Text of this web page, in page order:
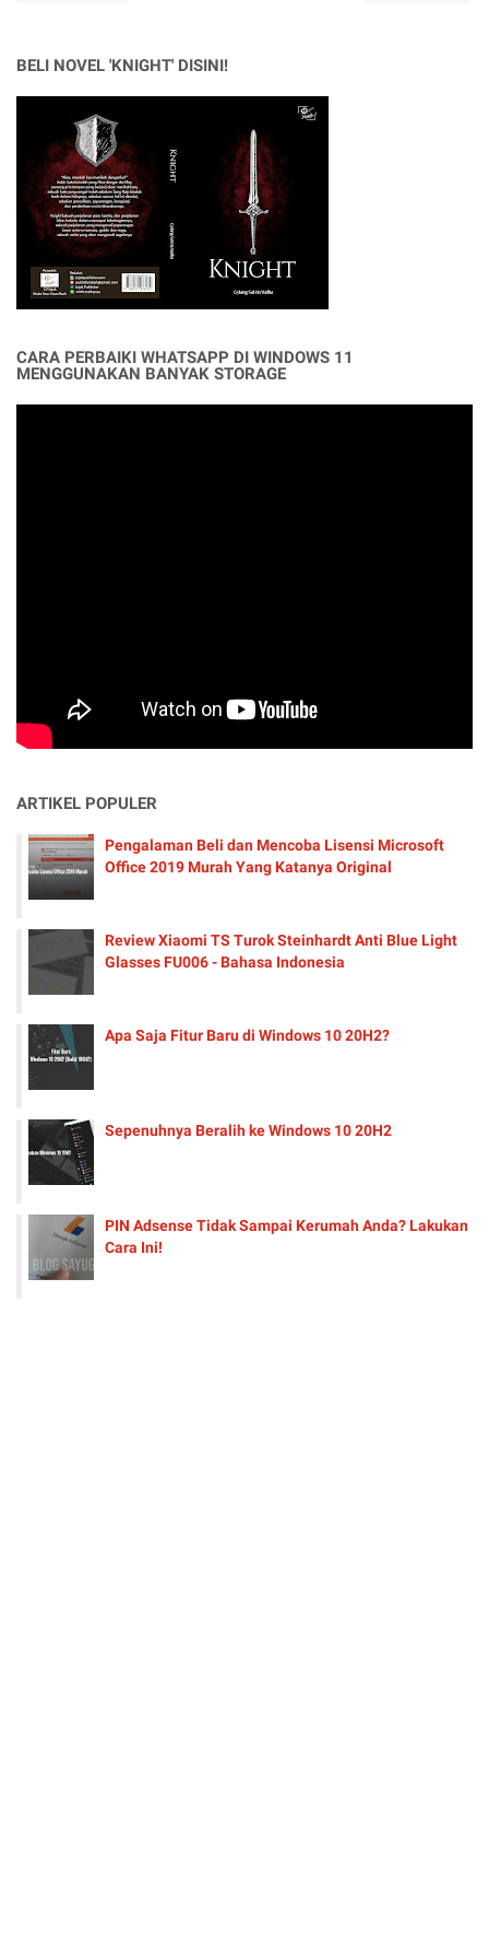
BELI NOVEL 'KNIGHT' DISINI!
CARA PERBAIKI WHATSAPP DI WINDOWS 11
MENGGUNAKAN BANYAK STORAGE
ARTIKEL POPULER
Pengalaman Beli dan Mencoba Lisensi Microsoft
Office 2019 Murah Yang Katanya Original
Review Xiaomi TS Turok Steinhardt Anti Blue Light
Glasses FU006 - Bahasa Indonesia
Apa Saja Fitur Baru di Windows 10 20H2?
Sepenuhnya Beralih ke Windows 10 20H2
PIN Adsense Tidak Sampai Kerumah Anda? Lakukan
Cara Ini!